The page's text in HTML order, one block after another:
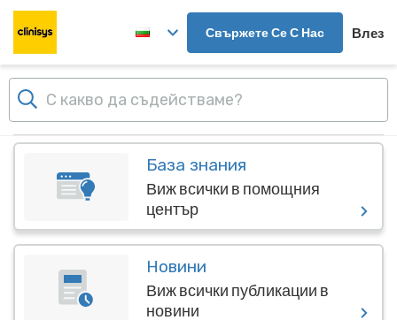
Прескочи към главното съдържание
Свържете Се С Нас Влез
База знания
Виж всички в помощния
център
Новини
Виж всички публикации в
новини